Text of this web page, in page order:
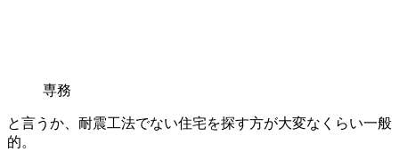
専務
と言うか、耐震工法でない住宅を探す方が大変なくらい一般
的。